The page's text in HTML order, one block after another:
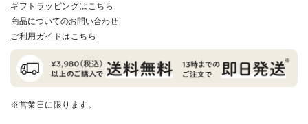
ギフトラッピングはこちら
商品についてのお問い合わせ
ご利用ガイドはこちら
※営業日に限ります。